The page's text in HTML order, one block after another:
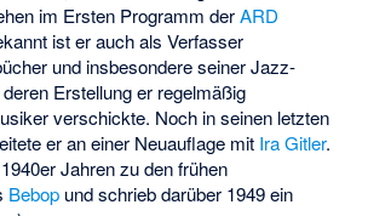
im Ersten Programm derARD
ist er auch als Verfasser
und insbesondere seiner Jazz-
Erstellung er regelmäßig
verschickte. Noch in seinen letzten
er an einer Neuauflage mit Ira Gitler.
Jahren zu den frühen
Bebop und schrieb darüber 1949 ein